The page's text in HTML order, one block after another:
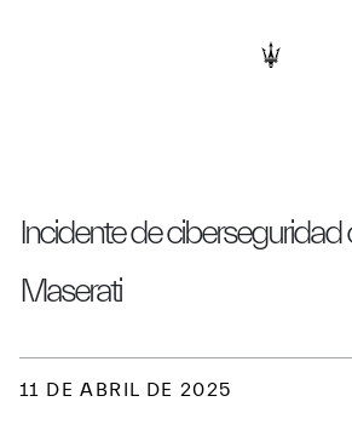
Incidente de ciberseguridad
Maserati
11 DE ABRIL DE 2025